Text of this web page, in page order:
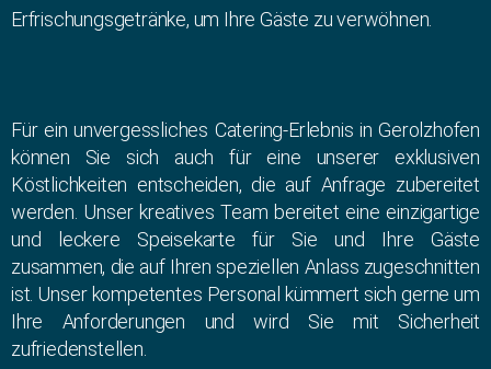
Erfrischungsgetränke, um Ihre Gäste zu verwöhnen.
Für ein unvergessliches Catering-Erlebnis in Gerolzhofen
können Sie sich auch für eine unserer exklusiven
Köstlichkeiten entscheiden, die auf Anfrage zubereitet
werden. Unser kreatives Team bereitet eine einzigartige
und leckere Speisekarte für Sie und Ihre Gäste
zusammen, die auf Ihren speziellen Anlass zugeschnitten
ist. Unser kompetentes Personal kümmert sich gerne um
Ihre Anforderungen und wird Sie mit Sicherheit
zufriedenstellen.